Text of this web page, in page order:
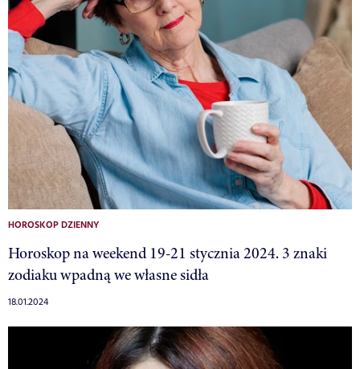
HOROSKOP DZIENNY
Horoskop na weekend 19-21 stycznia 2024. 3 znaki
zodiaku wpadną we własne sidła
18.01.2024